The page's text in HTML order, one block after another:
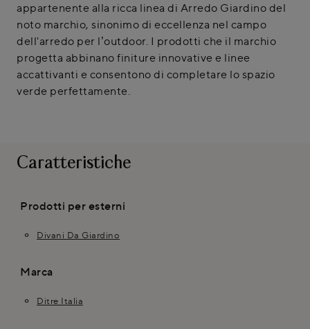
appartenente alla ricca linea di Arredo Giardino del
noto marchio, sinonimo di eccellenza nel campo
dell'arredo per l’outdoor. I prodotti che il marchio
progetta abbinano finiture innovative e linee
accattivanti e consentono di completare lo spazio
verde perfettamente.
Caratteristiche
Prodotti per esterni
Divani Da Giardino
Marca
Ditre Italia